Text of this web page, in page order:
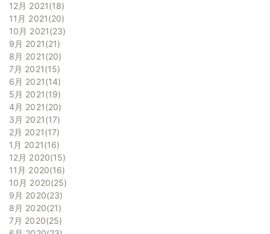
12月 2021 18
11月 2021 20
10月 2021 23
9月 2021 21
8月 2021 20
7月 2021 15
6月 2021 14
5月 2021 19
4月 2021 20
3月 2021 17
2月 2021 17
1月 2021 16
12月 2020 15
11月 2020 16
10月 2020 25
9月 2020 23
8月 2020 21
7月 2020 25